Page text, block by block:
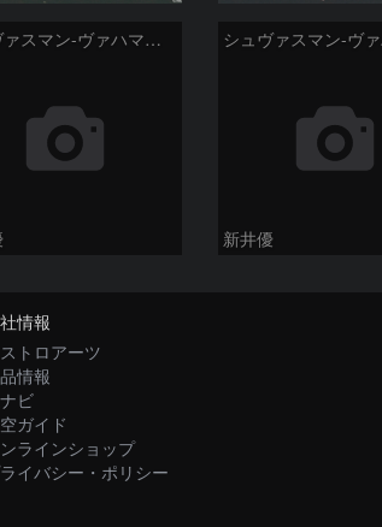
シュヴァスマン-ヴァハマン彗星 ( 29P )：2026/05/07
新井優
情報
トロアーツ
情報
ビ
ガイド
ラインショップ
イバシー・ポリシー